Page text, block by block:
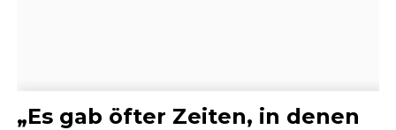
„Es gab öfter Zeiten, in denen